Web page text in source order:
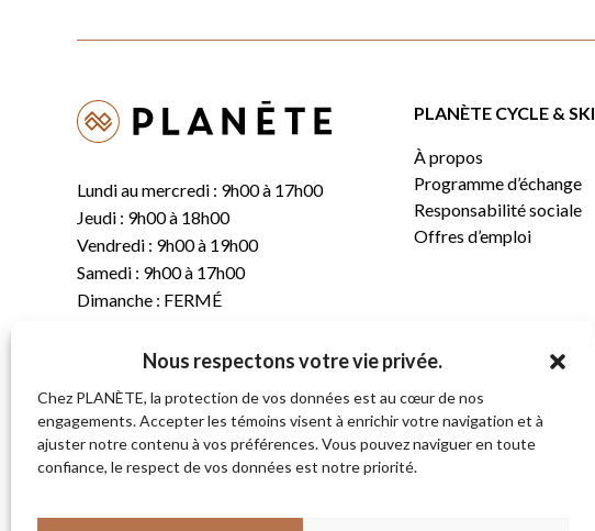
Nous respectons votre vie privée.
Chez PLANÈTE, la protection de vos données est au cœur de nos
engagements. Accepter les témoins visent à enrichir votre navigation et à
ajuster notre contenu à vos préférences. Vous pouvez naviguer en toute
confiance, le respect de vos données est notre priorité.
Lundi au mercredi : 9h00 à 17h00
Jeudi : 9h00 à 18h00
Vendredi : 9h00 à 19h00
Samedi : 9h00 à 17h00
Dimanche : FERMÉ
(819) 843-8356
C. info@planete.co
681, rue Sherbrooke
Magog (Québec)
PLANÈTE CYCLE & SKI
À propos
Programme d’échange
Responsabilité sociale
Offres d’emploi